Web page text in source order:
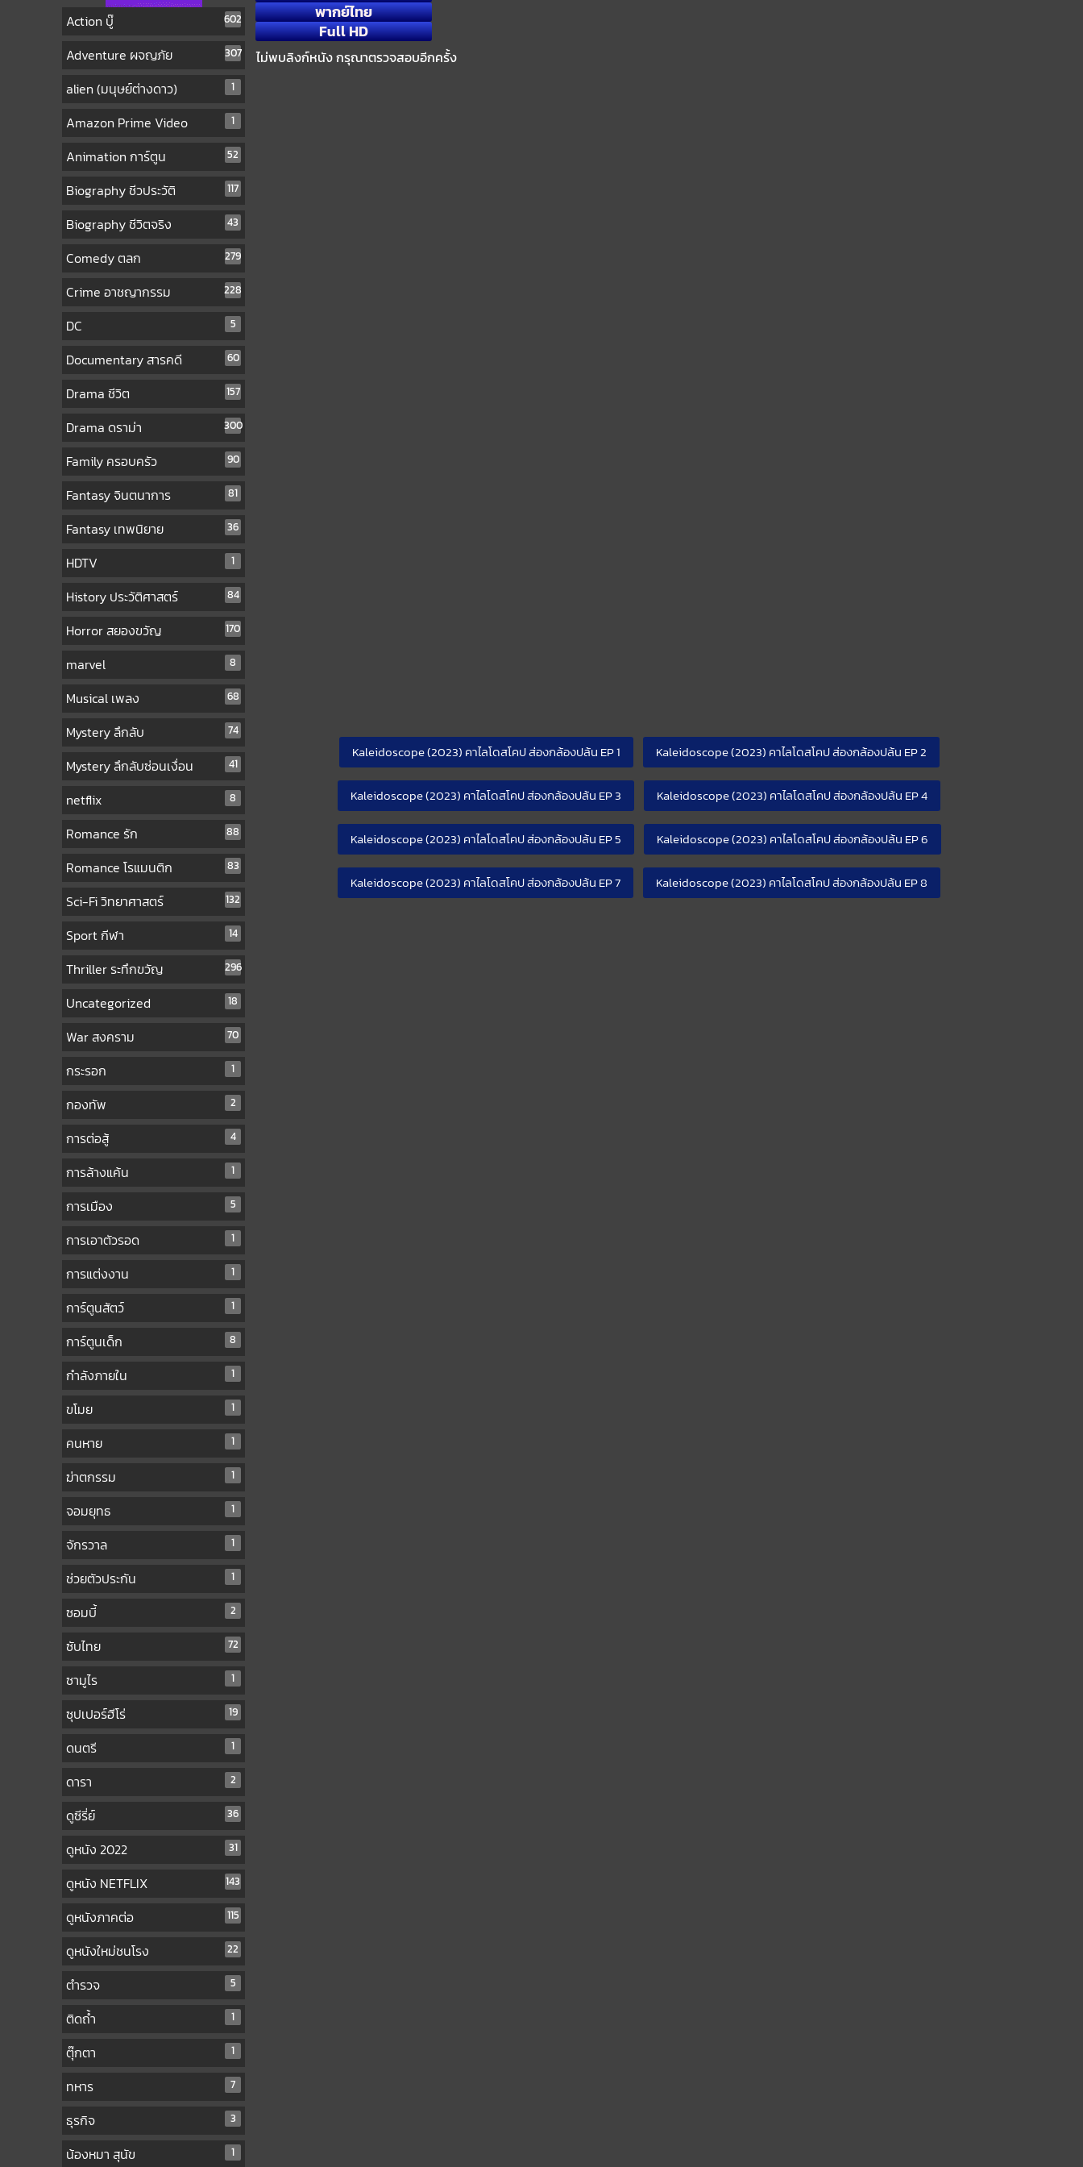
Action บู๊ 602
Adventure ผจญภัย 307
alien (มนุษย์ต่างดาว) 1
Amazon Prime Video 1
Animation การ์ตูน 52
Biography ชีวประวัติ 117
Biography ชีวิตจริง 43
Comedy ตลก 279
Crime อาชญากรรม 228
DC 5
Documentary สารคดี 60
Drama ชีวิต 157
Drama ดราม่า 300
Family ครอบครัว 90
Fantasy จินตนาการ 81
Fantasy เทพนิยาย 36
HDTV 1
History ประวัติศาสตร์ 84
Horror สยองขวัญ 170
marvel 8
Musical เพลง 68
Mystery ลึกลับ 74
Mystery ลึกลับซ่อนเงื่อน 41
netflix 8
Romance รัก 88
Romance โรแมนติก 83
Sci-Fi วิทยาศาสตร์ 132
Sport กีฬา 14
Thriller ระทึกขวัญ 296
Uncategorized 18
War สงคราม 70
กระรอก 1
กองทัพ 2
การต่อสู้ 4
การล้างแค้น 1
การเมือง 5
การเอาตัวรอด 1
การแต่งงาน 1
การ์ตูนสัตว์ 1
การ์ตูนเด็ก 8
กำลังภายใน 1
ขโมย 1
คนหาย 1
ฆ่าตกรรม 1
จอมยุทธ 1
จักรวาล 1
ช่วยตัวประกัน 1
ซอมบี้ 2
ซับไทย 72
ซามูไร 1
ซุปเปอร์ฮีโร่ 19
ดนตรี 1
ดารา 2
ดูซีรี่ย์ 36
ดูหนัง 2022 31
ดูหนัง NETFLIX 143
ดูหนังภาคต่อ 115
ดูหนังใหม่ชนโรง 22
ตำรวจ 5
ติดถ้ำ 1
ตุ๊กตา 1
ทหาร 7
ธุรกิจ 3
น้องหมา สุนัข 1
พากย์ไทย
Full HD
ไม่พบลิงก์หนัง กรุณาตรวจสอบอีกครั้ง
Kaleidoscope (2023) คาไลโดสโคป ส่องกล้องปล้น EP 1 Kaleidoscope (2023) คาไลโดสโคป ส่องกล้องปล้น EP 2
Kaleidoscope (2023) คาไลโดสโคป ส่องกล้องปล้น EP 3 Kaleidoscope (2023) คาไลโดสโคป ส่องกล้องปล้น EP 4
Kaleidoscope (2023) คาไลโดสโคป ส่องกล้องปล้น EP 5 Kaleidoscope (2023) คาไลโดสโคป ส่องกล้องปล้น EP 6
Kaleidoscope (2023) คาไลโดสโคป ส่องกล้องปล้น EP 7 Kaleidoscope (2023) คาไลโดสโคป ส่องกล้องปล้น EP 8